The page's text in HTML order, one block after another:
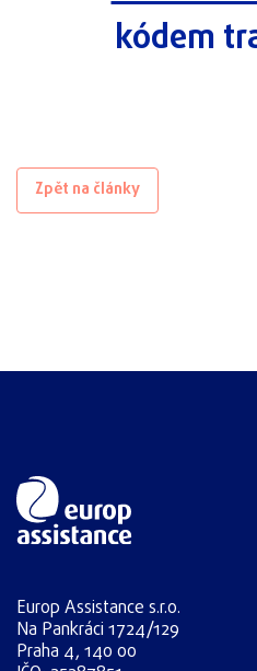
kódem
Zpět na články
Europ Assistance s.r.o.
Na Pankráci 1724/129
Praha 4, 140 00